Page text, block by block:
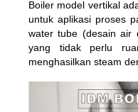
Boiler model vertikal
untuk aplikasi proses
water tube (desain air
yang tidak perlu
menghasilkan steam